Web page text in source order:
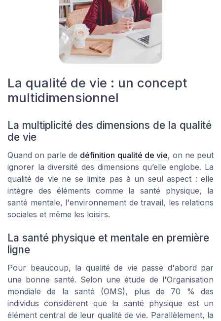
La qualité de vie : un concept
multidimensionnel
La multiplicité des dimensions de la qualité
de vie
Quand on parle de définition qualité de vie, on ne peut
ignorer la diversité des dimensions qu’elle englobe. La
qualité de vie ne se limite pas à un seul aspect : elle
intègre des éléments comme la santé physique, la
santé mentale, l'environnement de travail, les relations
sociales et même les loisirs.
La santé physique et mentale en première
ligne
Pour beaucoup, la qualité de vie passe d'abord par
une bonne santé. Selon une étude de l'Organisation
mondiale de la santé (OMS), plus de 70 % des
individus considèrent que la santé physique est un
élément central de leur qualité de vie. Parallèlement, la